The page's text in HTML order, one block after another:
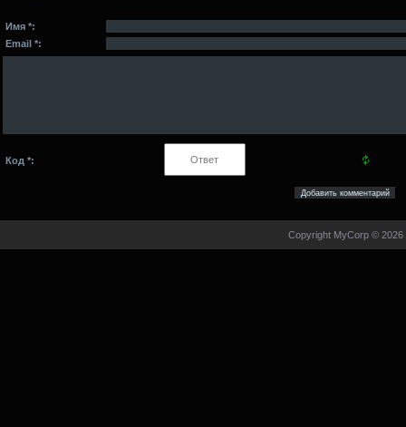
Имя *:
Email *:
Код *:
Copyright MyCorp © 2026